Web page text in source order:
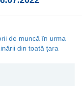
de muncă în urma
din toată țara